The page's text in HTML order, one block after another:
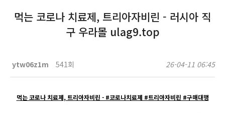
먹는 코로나 치료제, 트리아자비린 - 러시아 직
구 우라몰 ulag9.top
ytw06z1m 541회 26-04-11 06:45
먹는 코로나 치료제, 트리아자비린 - #코로나치료제 #트리아자비린 #구매대행